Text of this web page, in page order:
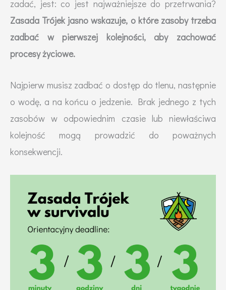
zadać, jest: co jest najważniejsze do przetrwania?
Zasada Trójek jasno wskazuje, o które zasoby trzeba
zadbać w pierwszej kolejności, aby zachować
procesy życiowe.
Najpierw musisz zadbać o dostęp do tlenu, następnie
o wodę, a na końcu o jedzenie. Brak jednego z tych
zasobów w odpowiednim czasie lub niewłaściwa
kolejność mogą prowadzić do poważnych
konsekwencji.